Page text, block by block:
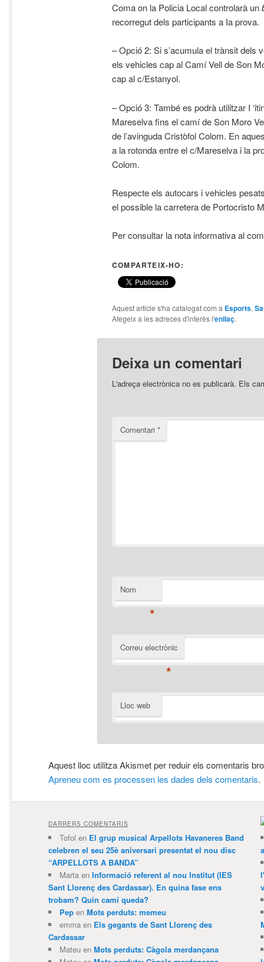
Coma on la Policia Local controlarà un
recorregut dels participants a Ia prova.
– Opció 2: Si s’acumula el trànsit dels
els vehicles cap al Camí Vell de Son
cap al c/Estanyol.
– Opció 3: També es podrà utilitzar I
Mareselva fins el camí de Son Moro
de l’avinguda Cristòfol Colom. En
a la rotonda entre el c/Mareselva i la
Colom.
Respecte els autocars i vehicles
el possible la carretera de Portocristo
Per consultar la nota informativa al
COMPARTEIX-HO:
Aquest article s'ha catalogat com a Esports,
Afegeix a les adreces d'interès l'enllaç.
Deixa un comentari
L'adreça electrònica no es publicarà. Els
Comentari *
Nom
*
Correu electrònic
*
Lloc web
Aquest lloc utilitza Akismet per reduir els comentaris
Apreneu com es processen les dades dels comentaris.
DARRERS COMENTARIS
Tofol en El grup musical Arpellots Havaneres Band
celebren el seu 25è aniversari presentat el nou disc
“ARPELLOTS A BANDA”
Martaen Informació referent al nou Institut (IES
Sant Llorenç des Cardassar). En quina fase ens
trobam? Quin camí queda?
Pepen Mots perduts: memeu
emmaen Els gegants de Sant Llorenç des
Cardassar
Mateuen Mots perduts: Càgola merdançana